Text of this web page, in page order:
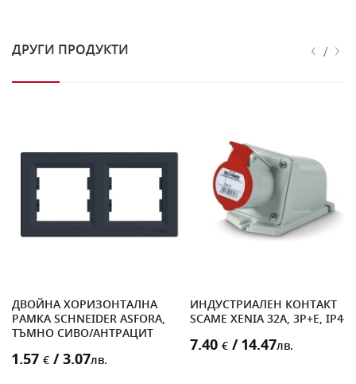
ДРУГИ ПРОДУКТИ ‹ / ›
ДВОЙНА ХОРИЗОНТАЛНА
РАМКА SCHNEIDER ASFORA,
ТЪМНО СИВО/АНТРАЦИТ
1.57 € / 3.07лв.
ИНДУСТРИАЛЕН КОНТАКТ
SCAME XENIA 32A, 3P+E, IP44
7.40 € / 14.47лв.